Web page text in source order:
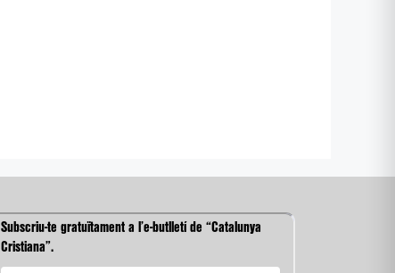
Subscriu-te gratuïtament a l’e-butlletí de “Catalunya
Cristiana”.